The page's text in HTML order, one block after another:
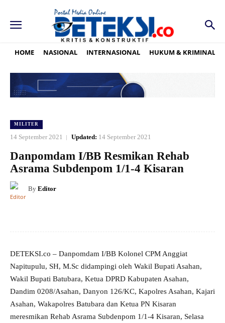
HOME NASIONAL INTERNASIONAL HUKUM & KRIMINAL
MILITER
14 September 2021 Updated: 14 September 2021
Danpomdam I/BB Resmikan Rehab
Asrama Subdenpom 1/1-4 Kisaran
By Editor
DETEKSI.co – Danpomdam I/BB Kolonel CPM Anggiat
Napitupulu, SH, M.Sc didampingi oleh Wakil Bupati Asahan,
Wakil Bupati Batubara, Ketua DPRD Kabupaten Asahan,
Dandim 0208/Asahan, Danyon 126/KC, Kapolres Asahan, Kajari
Asahan, Wakapolres Batubara dan Ketua PN Kisaran
meresmikan Rehab Asrama Subdenpom 1/1-4 Kisaran, Selasa